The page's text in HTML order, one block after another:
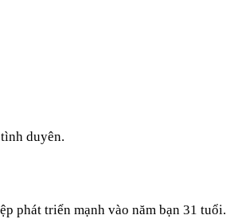
duyên.
phát triển mạnh vào năm bạn 31 tuổi.